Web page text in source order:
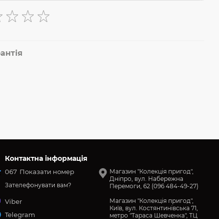
Контактна інформація
067 Показати номер
Зателефонувати вам?
Viber
Telegram
Магазин "Колекція пригод",
Дніпро, вул. Набережна
Перемоги, 62 (096 484-49-27)
Магазин "Колекція пригод",
Київ, вул. Костянтинівська 71,
метро "Тараса Шевченка", ТЦ